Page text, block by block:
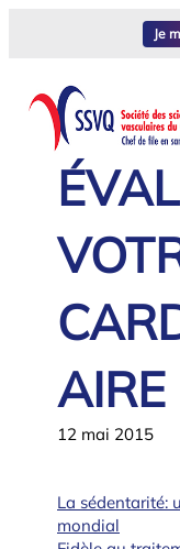
Je
AIRE
12 mai 2015
La sédentarité:
mondial